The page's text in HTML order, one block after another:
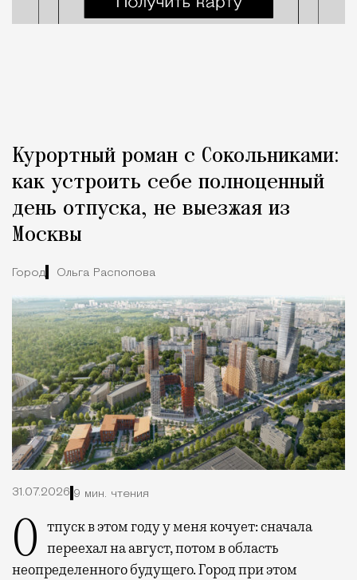
Курортный роман с Сокольниками:
как устроить себе полноценный
день отпуска, не выезжая из
Москвы
Город Ольга Распопова
31.07.2026 9 мин. чтения
Отпуск в этом году у меня кочует: сначала переехал на август, потом в область
неопределенного будущего. Город при этом